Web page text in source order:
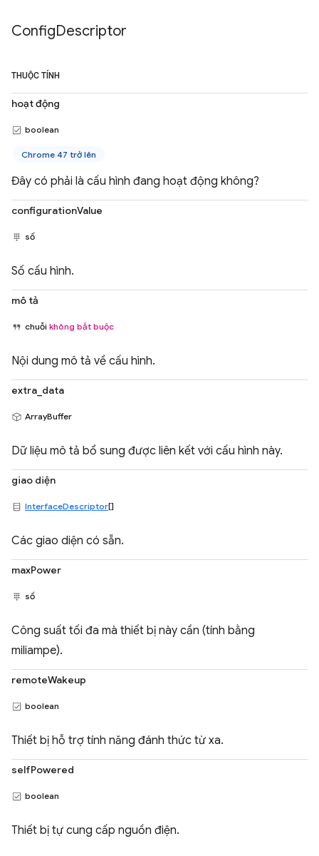
ConfigDescriptor
THUỘC TÍNH
hoạt động
boolean
Chrome 47 trở lên
Đây có phải là cấu hình đang hoạt động không?
configurationValue
số
Số cấu hình.
mô tả
chuỗi không bắt buộc
Nội dung mô tả về cấu hình.
extra_data
ArrayBuffer
Dữ liệu mô tả bổ sung được liên kết với cấu hình này.
giao diện
InterfaceDescriptor[]
Các giao diện có sẵn.
maxPower
số
Công suất tối đa mà thiết bị này cần (tính bằng
miliampe).
remoteWakeup
boolean
Thiết bị hỗ trợ tính năng đánh thức từ xa.
selfPowered
boolean
Thiết bị tự cung cấp nguồn điện.